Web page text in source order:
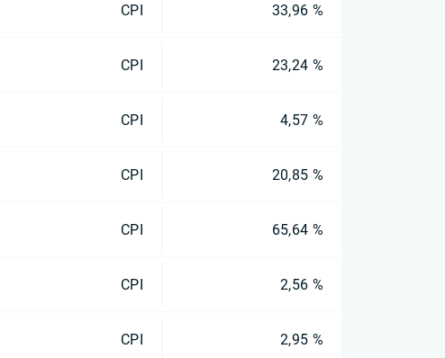
CPI 33,96 %
CPI 23,24 %
CPI 4,57 %
CPI 20,85 %
CPI 65,64 %
CPI 2,56 %
CPI 2,95 %